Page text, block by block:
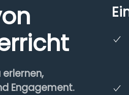
erlernen,
Engagement.